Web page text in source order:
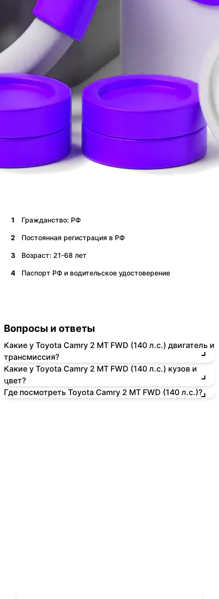
1 Гражданство: РФ
2 Постоянная регистрация в РФ
3 Возраст: 21-68 лет
4 Паспорт РФ и водительское удостоверение
Вопросы и ответы
Какие у Toyota Camry 2 MT FWD (140 л.с.) двигатель и
трансмиссия?
Какие у Toyota Camry 2 MT FWD (140 л.с.) кузов и
цвет?
Где посмотреть Toyota Camry 2 MT FWD (140 л.с.)?